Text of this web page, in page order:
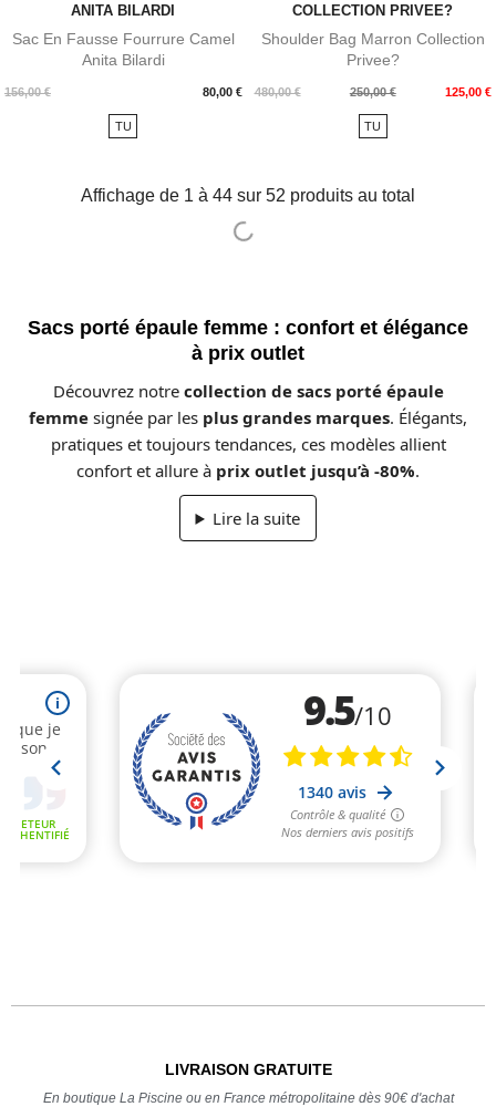
ANITA BILARDI
Sac En Fausse Fourrure Camel
Anita Bilardi
156,00 € 80,00 €
Prix
TU
COLLECTION PRIVEE?
Shoulder Bag Marron Collection
Privee?
480,00 €
Prix
250,00 € 125,00 €
Prix
TU
Affichage de 1 à 44 sur 52 produits au total
Sacs porté épaule femme : confort et élégance
à prix outlet
Découvrez notre collection de sacs porté épaule
femme signée par les plus grandes marques. Élégants,
pratiques et toujours tendances, ces modèles allient
confort et allure à prix outlet jusqu’à -80%.
Lire la suite
LIVRAISON GRATUITE
En boutique La Piscine ou en France métropolitaine dès 90€ d'achat